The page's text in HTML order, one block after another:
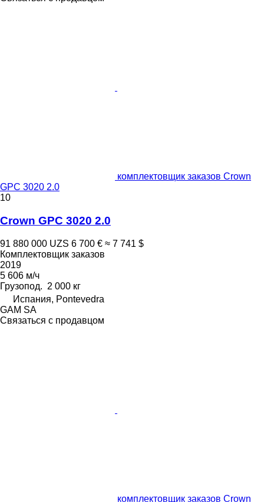
комплектовщик заказов Crown
GPC 3020 2.0
10
Crown GPC 3020 2.0
91 880 000 UZS 6 700 € ≈ 7 741 $
Комплектовщик заказов
2019
5 606 м/ч
Грузопод. 2 000 кг
Испания, Pontevedra
GAM SA
Связаться с продавцом
комплектовщик заказов Crown